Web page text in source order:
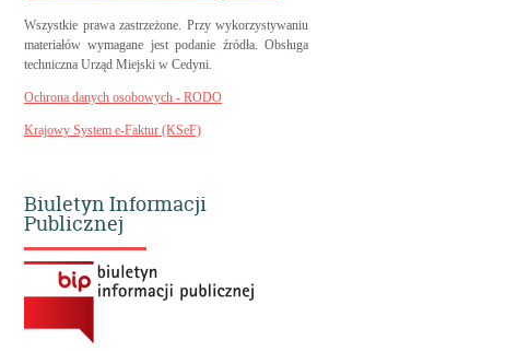
Wszystkie prawa zastrzeżone. Przy wykorzystywaniu
materiałów wymagane jest podanie źródła. Obsługa
techniczna Urząd Miejski w Cedyni.
Ochrona danych osobowych - RODO
Krajowy System e-Faktur (KSeF)
Biuletyn Informacji
Publicznej